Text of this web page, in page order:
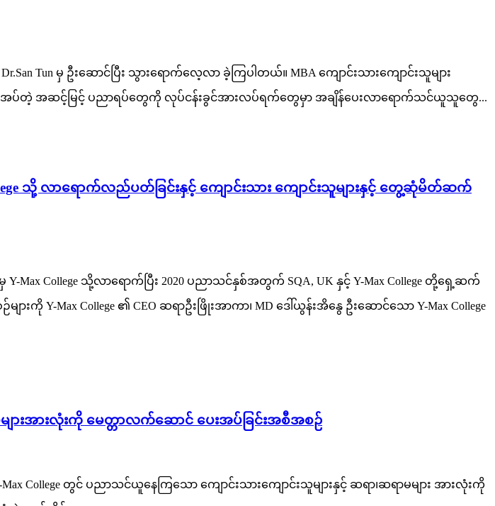
Dr.San Tun မှ ဦးဆောင်ပြီး သွားရောက်လေ့လာ ခဲ့ကြပါတယ်။ MBA ကျောင်းသားကျောင်းသူများ
လိုအပ်တဲ့ အဆင့်မြင့် ပညာရပ်တွေကို လုပ်ငန်းခွင်အားလပ်ရက်တွေမှာ အချိန်ပေးလာရောက်သင်ယူသူတွေ...
သို့ လာရောက်လည်ပတ်ခြင်းနှင့် ကျောင်းသား ကျောင်းသူများနှင့် တွေ့ဆုံမိတ်ဆက်
မှ Y-Max College သို့လာရောက်ပြီး 2020 ပညာသင်နှစ်အတွက် SQA, UK နှင့် Y-Max College တို့ရှေ့ဆက်
Y-Max College ၏ CEO ဆရာဦးဖြိုးအာကာ၊ MD ဒေါ်ယွန်းအိနွေ ဦးဆောင်သော Y-Max College
များအားလုံးကို မေတ္တာလက်ဆောင် ပေးအပ်ခြင်းအစီအစဉ်
College တွင် ပညာသင်ယူနေကြသော ကျောင်းသားကျောင်းသူများနှင့် ဆရာ၊ဆရာမများ အားလုံးကို